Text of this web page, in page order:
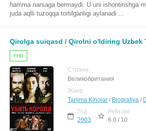
hamma narsaga bermaydi. U uni ishontirishga
juda aqlli tuzoqqa tortilganligi aylanadi ...
Qirolga suiqasd / Qirolni o'ldiring Uzbek
FHD
Страна
Великобритания
Жанр
Tarjima Kinolar / Biografiya /
Год
2003
Рейтинг
6.0 / 10